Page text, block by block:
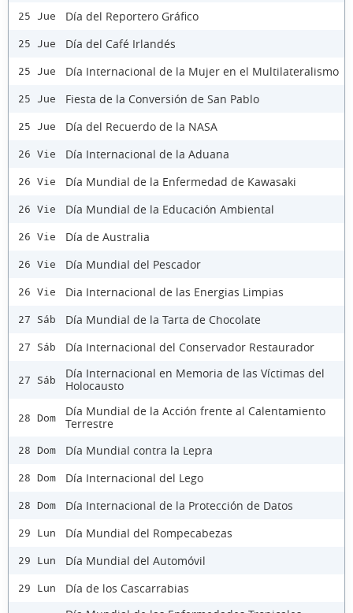
25 Jue Día del Reportero Gráfico
25 Jue Día del Café Irlandés
25 Jue Día Internacional de la Mujer en el Multilateralismo
25 Jue Fiesta de la Conversión de San Pablo
25 Jue Día del Recuerdo de la NASA
26 Vie Día Internacional de la Aduana
26 Vie Día Mundial de la Enfermedad de Kawasaki
26 Vie Día Mundial de la Educación Ambiental
26 Vie Día de Australia
26 Vie Día Mundial del Pescador
26 Vie Dia Internacional de las Energias Limpias
27 Sáb Día Mundial de la Tarta de Chocolate
27 Sáb Día Internacional del Conservador Restaurador
27 Sáb
Día Internacional en Memoria de las Víctimas del
Holocausto
28 Dom
Día Mundial de la Acción frente al Calentamiento
Terrestre
28 Dom Día Mundial contra la Lepra
28 Dom Día Internacional del Lego
28 Dom Día Internacional de la Protección de Datos
29 Lun Día Mundial del Rompecabezas
29 Lun Día Mundial del Automóvil
29 Lun Día de los Cascarrabias